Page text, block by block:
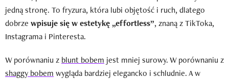
jedną stronę. To fryzura, która lubi objętość i ruch, dlatego
dobrze wpisuje się w estetykę „effortless”, znaną z TikToka,
Instagrama i Pinteresta.
W porównaniu z blunt bobem jest mniej surowy. W porównaniu z
shaggy bobem wygląda bardziej elegancko i schludnie. A w